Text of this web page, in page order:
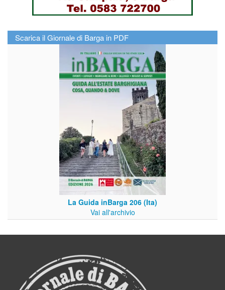
Scarica il Giornale di Barga in PDF
La Guida inBarga 206 (Ita)
Vai all'archivio